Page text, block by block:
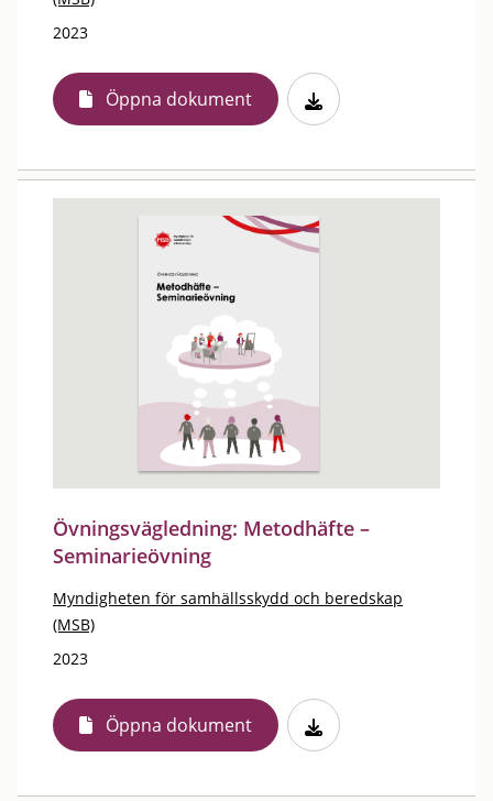
2023
Öppna dokument
Övningsvägledning: Metodhäfte –
Seminarieövning
Myndigheten för samhällsskydd och beredskap
(MSB)
2023
Öppna dokument